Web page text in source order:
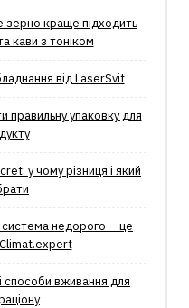
зерно краще підходить
кави з тоніком
від LaserSvit
правильну упаковку для
у чому різниця і який
система недорого – це
способи вживання для